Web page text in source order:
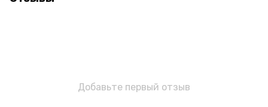
Добавьте первый отзыв